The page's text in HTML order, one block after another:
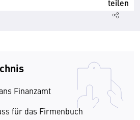
teilen
Finanzamt
für das Firmenbuch